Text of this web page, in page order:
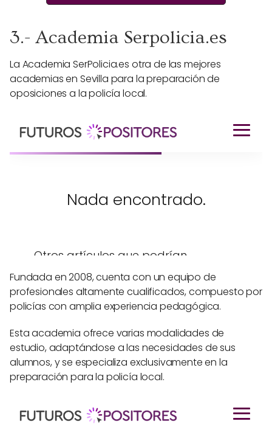
3.- Academia Serpolicia.es
La Academia SerPolicia.es otra de las mejores
academias en Sevilla para la preparación de
oposiciones a la policía local.
Fundada en 2008, cuenta con un equipo de
profesionales altamente cualificados, compuesto por
policías con amplia experiencia pedagógica.
Esta academia ofrece varias modalidades de
estudio, adaptándose a las necesidades de sus
alumnos, y se especializa exclusivamente en la
preparación para la policía local.